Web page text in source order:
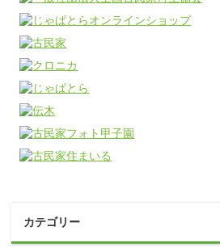
カテゴリー